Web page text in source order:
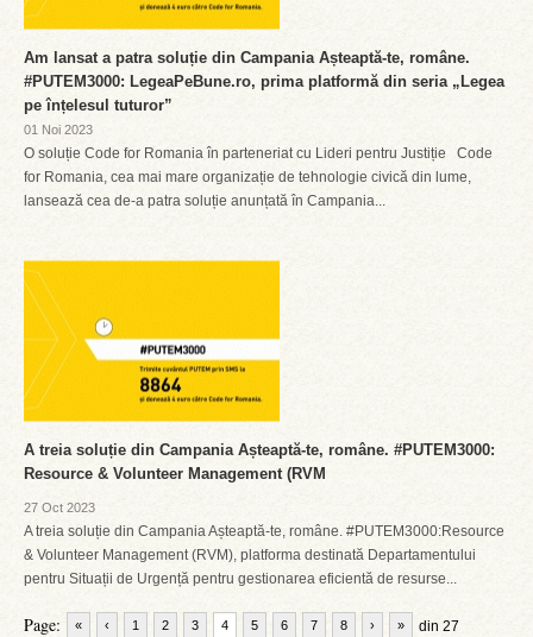
Am lansat a patra soluție din Campania Așteaptă-te, române.
#PUTEM3000: LegeaPeBune.ro, prima platformă din seria „Legea
pe înțelesul tuturor”
01 Noi 2023
O soluție Code for Romania în parteneriat cu Lideri pentru Justiție Code
for Romania, cea mai mare organizație de tehnologie civică din lume,
lansează cea de-a patra soluție anunțată în Campania...
A treia soluție din Campania Așteaptă-te, române. #PUTEM3000:
Resource & Volunteer Management (RVM
27 Oct 2023
A treia soluție din Campania Așteaptă-te, române. #PUTEM3000:Resource
& Volunteer Management (RVM), platforma destinată Departamentului
pentru Situații de Urgență pentru gestionarea eficientă de resurse...
Page: « ‹ 1 2 3 4 5 6 7 8 din 27
› »